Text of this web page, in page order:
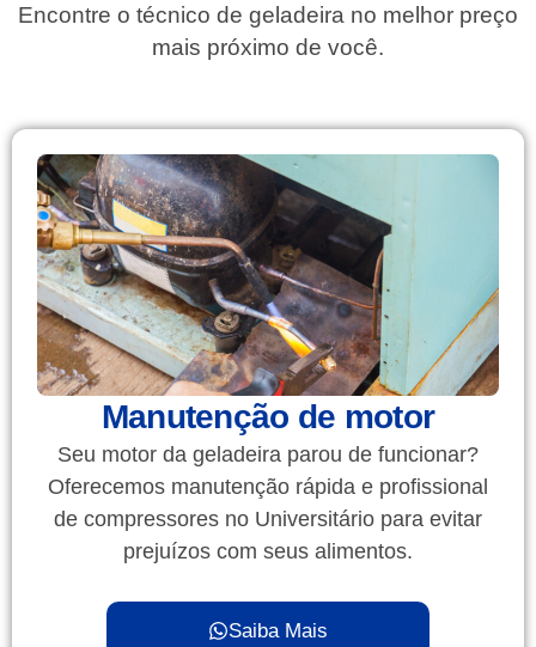
Encontre o técnico de geladeira no melhor preço
mais próximo de você.
Manutenção de motor
Seu motor da geladeira parou de funcionar?
Oferecemos manutenção rápida e profissional
de compressores no Universitário para evitar
prejuízos com seus alimentos.
Saiba Mais